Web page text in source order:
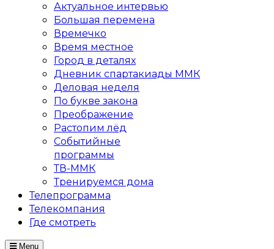
Актуальное интервью
Большая перемена
Времечко
Время местное
Город в деталях
Дневник спартакиады ММК
Деловая неделя
По букве закона
Преображение
Растопим лёд
Событийные
программы
ТВ-ММК
Тренируемся дома
Телепрограмма
Телекомпания
Где смотреть
Menu